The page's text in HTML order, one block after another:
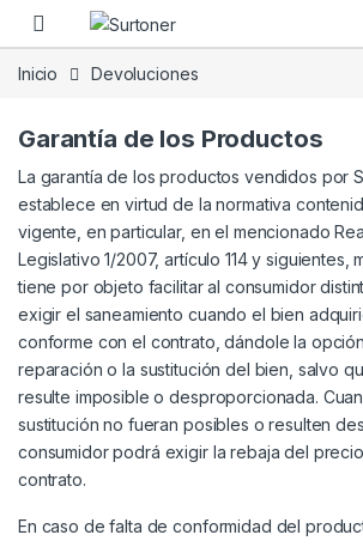
Skip to navigation
Skip to content
Inicio Devoluciones
Garantía de los Productos
La garantía de los productos vendidos por
establece en virtud de la normativa
vigente, en particular, en el mencionado
Legislativo 1/2007, artículo 114 y siguientes,
tiene por objeto facilitar al consumidor
exigir el saneamiento cuando el bien
conforme con el contrato, dándole la
reparación o la sustitución del bien, salvo
resulte imposible o desproporcionada.
sustitución no fueran posibles o resulten
consumidor podrá exigir la rebaja del
contrato.
En caso de falta de conformidad del